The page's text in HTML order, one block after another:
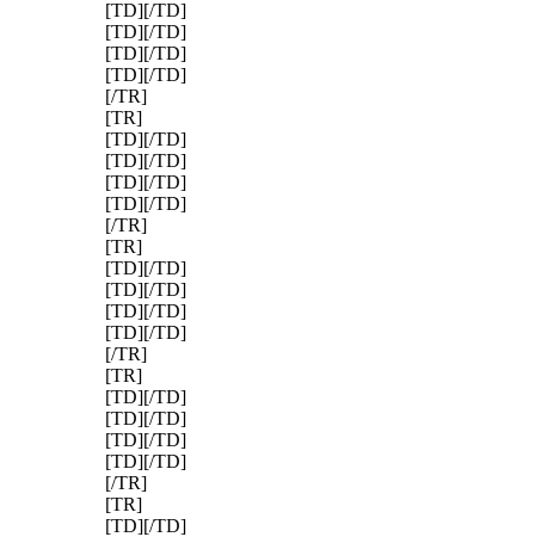
[TD][/TD]
[TD][/TD]
[TD][/TD]
[TD][/TD]
[/TR]
[TR]
[TD][/TD]
[TD][/TD]
[TD][/TD]
[TD][/TD]
[/TR]
[TR]
[TD][/TD]
[TD][/TD]
[TD][/TD]
[TD][/TD]
[/TR]
[TR]
[TD][/TD]
[TD][/TD]
[TD][/TD]
[TD][/TD]
[/TR]
[TR]
[TD][/TD]